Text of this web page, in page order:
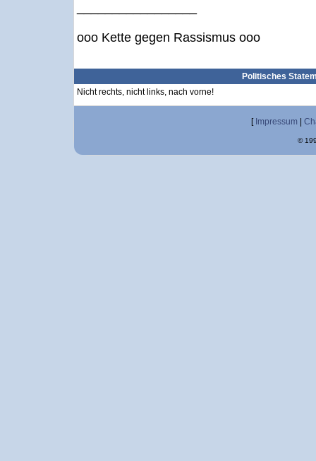
ooo Kette gegen Rassismus ooo
Politisches
Nicht rechts, nicht links, nach vorne!
[ Impressum
©